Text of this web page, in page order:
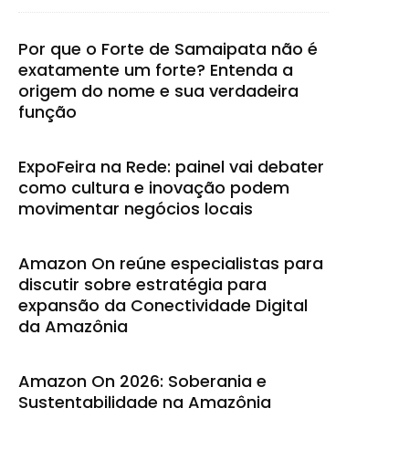
Por que o Forte de Samaipata não é
exatamente um forte? Entenda a
origem do nome e sua verdadeira
função
ExpoFeira na Rede: painel vai debater
como cultura e inovação podem
movimentar negócios locais
Amazon On reúne especialistas para
discutir sobre estratégia para
expansão da Conectividade Digital
da Amazônia
Amazon On 2026: Soberania e
Sustentabilidade na Amazônia